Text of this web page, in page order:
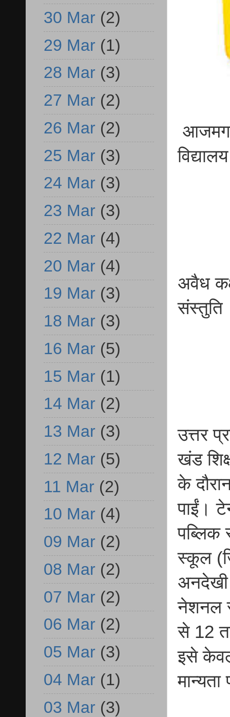
अवैध
संस्तुति
उत्तर
खंड
के
पाईं।
पब्लिक
स्कूल
अनदेखी
नेशनल
से 12
इसे
30 Mar (2)
29 Mar (1)
28 Mar (3)
27 Mar (2)
26 Mar (2)
25 Mar (3)
24 Mar (3)
23 Mar (3)
22 Mar (4)
20 Mar (4)
19 Mar (3)
18 Mar (3)
16 Mar (5)
15 Mar (1)
14 Mar (2)
13 Mar (3)
12 Mar (5)
11 Mar (2)
10 Mar (4)
09 Mar (2)
08 Mar (2)
07 Mar (2)
06 Mar (2)
05 Mar (3)
04 Mar (1)
03 Mar (3)